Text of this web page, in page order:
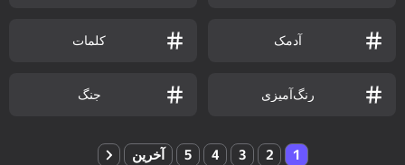
آدمک کلمات
رنگ‌آمیزی جنگ
1
2
3
4
5 آخرین